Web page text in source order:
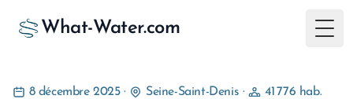
What-Water.com
8 décembre 2025· Seine-Saint-Denis · 41 776 hab.